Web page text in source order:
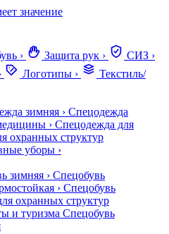
значение
› Защита рук › СИЗ ›
Логотипы ›
Текстиль/
зимняя › Спецодежда
› Спецодежда для
охранных структур
уборы ›
зимняя › Спецобувь
› Спецобувь
охранных структур
и туризма Спецобувь